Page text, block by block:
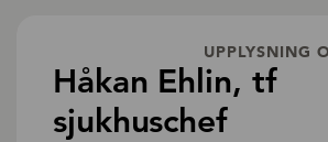
UPPLYSNING
Håkan Ehlin, tf
sjukhuschef